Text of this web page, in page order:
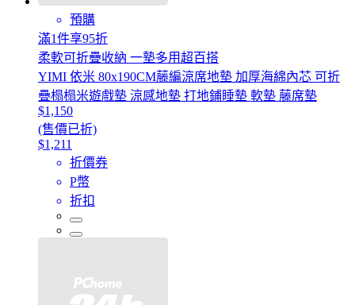
預購
滿1件享95折
柔軟可折疊收納 一墊多用超百搭
YIMI 依米 80x190CM藤編涼席地墊 加厚海綿內芯 可折
疊榻榻米遊戲墊 涼感地墊 打地鋪睡墊 軟墊 藤席墊
$1,150
(售價已折)
$1,211
折價券
P幣
折扣